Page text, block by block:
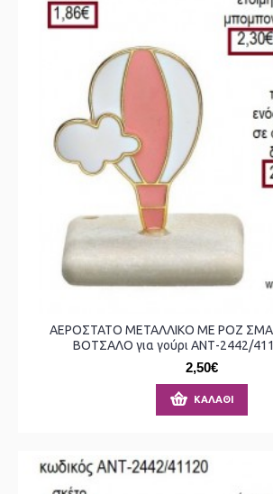
ΑΕΡΟΣΤΑΤΟ ΜΕΤΑΛΛΙΚΟ ΜΕ ΡΟΖ
ΒΟΤΣΑΛΟ για γούρι ΑΝΤ-2442/
2,50€
ΚΑΛΆΘΙ